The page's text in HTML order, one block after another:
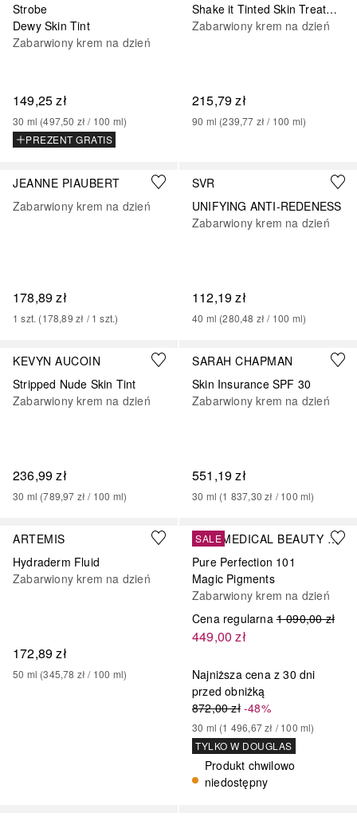
Strobe
Dewy Skin Tint
Zabarwiony krem na dzień
149,25 zł
30 ml (497,50 zł / 100 ml)
PREZENT GRATIS
Shake it Tinted Skin Treatment
Zabarwiony krem na dzień
215,79 zł
90 ml (239,77 zł / 100 ml)
JEANNE PIAUBERT
Zabarwiony krem na dzień
178,89 zł
1 szt. (178,89 zł / 1 szt.)
SVR
UNIFYING ANTI-REDENESS
Zabarwiony krem na dzień
112,19 zł
40 ml (280,48 zł / 100 ml)
KEVYN AUCOIN
Stripped Nude Skin Tint
Zabarwiony krem na dzień
236,99 zł
30 ml (789,97 zł / 100 ml)
+ 7
SARAH CHAPMAN
Skin Insurance SPF 30
Zabarwiony krem na dzień
551,19 zł
30 ml (1 837,30 zł / 100 ml)
ARTEMIS
Hydraderm Fluid
Zabarwiony krem na dzień
172,89 zł
50 ml (345,78 zł / 100 ml)
MBR MEDICAL BEAUTY RESEARCH
Pure Perfection 101
Magic Pigments
Zabarwiony krem na dzień
Cena regularna 1 090,00 zł
449,00 zł
Najniższa cena z 30 dni
przed obniżką
872,00 zł-48%
30 ml (1 496,67 zł / 100 ml)
TYLKO W DOUGLAS
Produkt chwilowo
niedostępny
SALE